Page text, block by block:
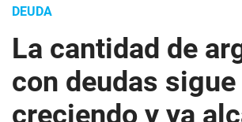
DEUDA
La cantidad de
con deudas sigue
creciendo y ya